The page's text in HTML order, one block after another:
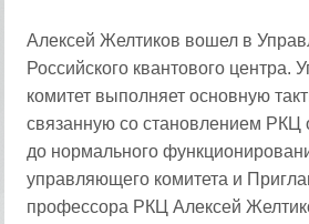
Алексей Желтиков вошел в
Российского квантового центра.
комитет выполняет основную
связанную со становлением РКЦ
до нормального
управляющего комитета и
профессора РКЦ Алексей